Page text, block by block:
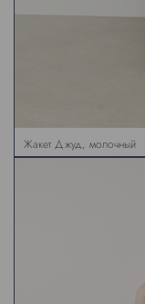
Жакет Джуд, молочный